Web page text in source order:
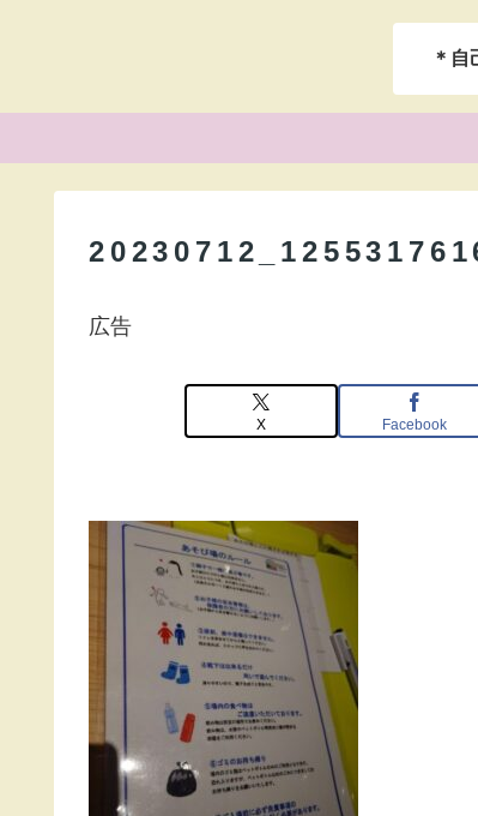
＊自
広告
X Facebook